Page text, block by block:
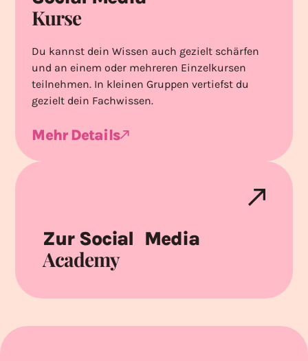
Kurse
Du kannst dein Wissen auch gezielt schärfen
und an einem oder mehreren Einzelkursen
teilnehmen. In kleinen Gruppen vertiefst du
gezielt dein Fachwissen.
Mehr Details
Zur Social Media
Academy